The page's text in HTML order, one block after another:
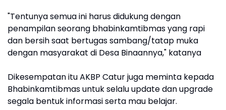
"Tentunya semua ini harus didukung dengan
penampilan seorang bhabinkamtibmas yang rapi
dan bersih saat bertugas sambang/tatap muka
dengan masyarakat di Desa Binaannya," katanya
Dikesempatan itu AKBP Catur juga meminta kepada
Bhabinkamtibmas untuk selalu update dan upgrade
segala bentuk informasi serta mau belajar.